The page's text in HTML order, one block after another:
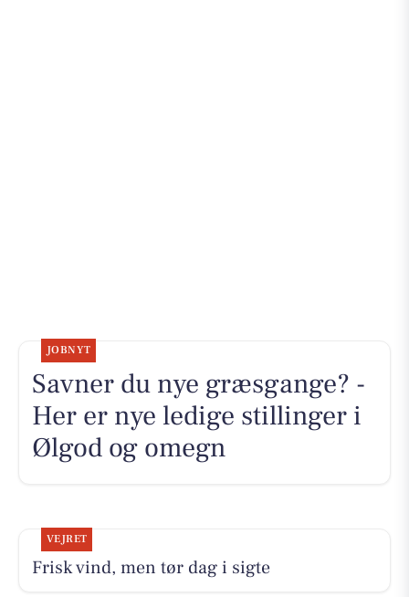
JOBNYT
Savner du nye græsgange? -
Her er nye ledige stillinger i
Ølgod og omegn
VEJRET
Frisk vind, men tør dag i sigte